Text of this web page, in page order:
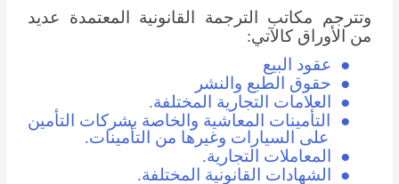
وتترجم مكاتب الترجمة القانونية المعتمدة عديد
من الأوراق كالآتي:
● عقود البيع ● حقوق الطبع والنشر ● العلامات التجارية المختلفة. ●
التأمينات المعاشية والخاصة بشركات التأمين
على السيارات وغيرها من التأمينات.
● المعاملات التجارية. ● الشهادات القانونية المختلفة.